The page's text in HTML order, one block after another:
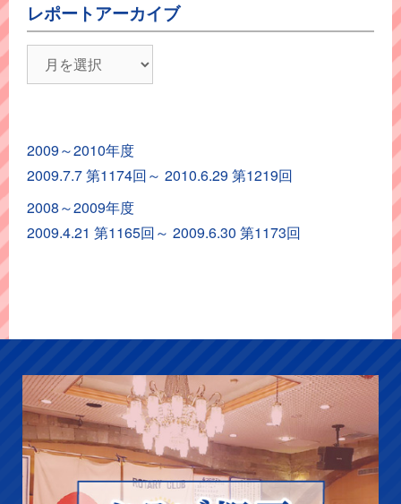
レポートアーカイブ
ポ
ア
ー
カ
イ
2009～2010年度
2009.7.7 第1174回～ 2010.6.29 第1219回
2008～2009年度
2009.4.21 第1165回～ 2009.6.30 第1173回